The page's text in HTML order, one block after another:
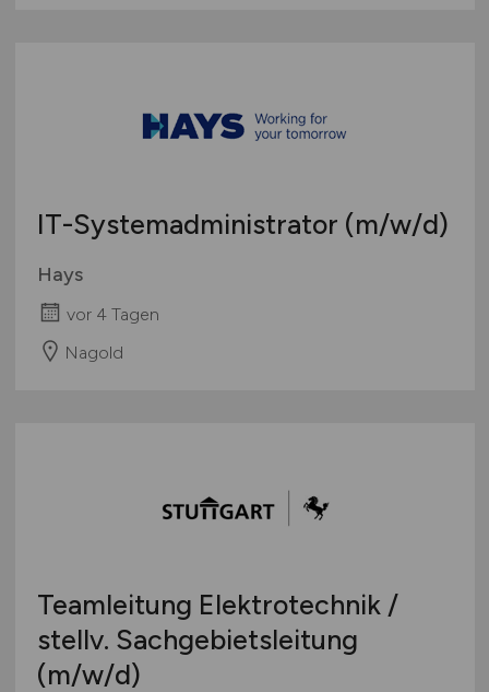
IT-Systemadministrator (m/w/d)
Hays
vor 4 Tagen
Nagold
Teamleitung Elektrotechnik /
stellv. Sachgebietsleitung
(m/w/d)